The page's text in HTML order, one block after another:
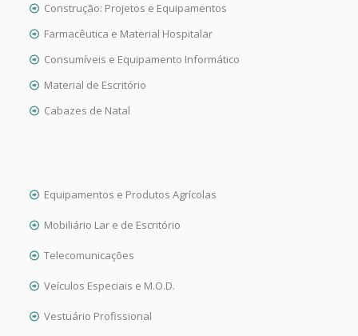
Construção: Projetos e Equipamentos
Farmacêutica e Material Hospitalar
Consumíveis e Equipamento Informático
Material de Escritório
Cabazes de Natal
Equipamentos e Produtos Agrícolas
Mobiliário Lar e de Escritório
Telecomunicações
Veículos Especiais e M.O.D.
Vestuário Profissional